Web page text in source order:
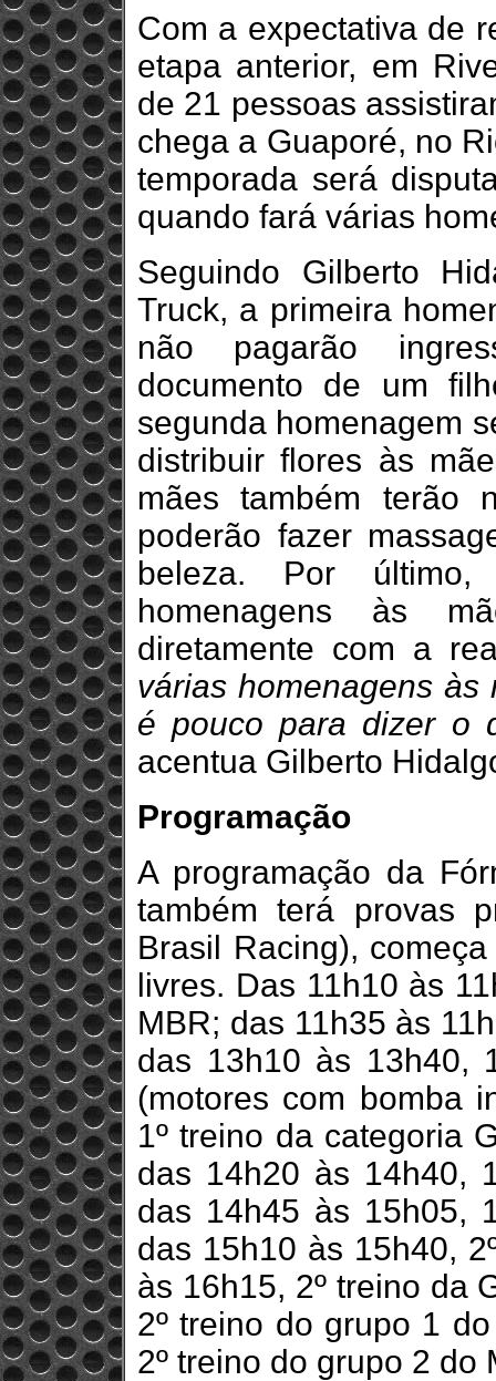
Com a expectativa de
etapa anterior, em
de 21 pessoas
chega a Guaporé, no
temporada será
quando fará várias
Seguindo Gilberto
Truck, a primeira
não pagarão
documento de um
segunda homenagem
distribuir flores às
mães também terão
poderão fazer
beleza. Por
homenagens às
diretamente com a
várias homenagens às
é pouco para dizer o
acentua Gilberto
Programação
A programação da
também terá provas
Brasil Racing),
livres. Das 11h10 às
MBR; das 11h35 às
das 13h10 às 13h40,
(motores com bomba
1º treino da categoria
das 14h20 às 14h40,
das 14h45 às 15h05,
das 15h10 às 15h40,
às 16h15, 2º treino da
2º treino do grupo 1
2º treino do grupo 2 do